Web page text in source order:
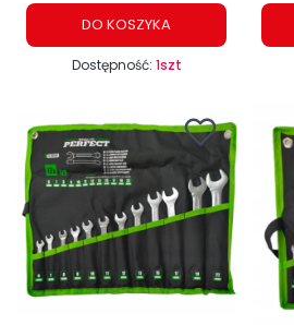
DO KOSZYKA
Dostępność: 1szt